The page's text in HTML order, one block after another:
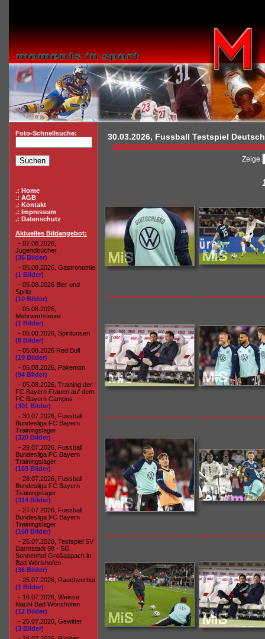
Foto-Schnellsuche:
.: Home
.: AGB
.: Kontakt
.: Impressum
.: Datenschutz
Aktuelles Bildangebot:
- 07.08.2026,
Jugendbücher
(36 Bilder)
- 05.08.2026, Gastronomie
(1 Bilder)
- 05.08.2026 Bier und
Spritz
(10 Bilder)
- 05.08.2026,
Mehrwertsteuer
(1 Bilder)
- 05.08.2026, Spirituosen
(8 Bilder)
- 05.08.2026 Red Bull
(19 Bilder)
- 05.08.2026, Pokemon
(94 Bilder)
- 05.08.2026, Training der
FC Bayern Frauen auf dem
FC Bayern Campus
(301 Bilder)
- 30.07.2026, Fussball
Bundesliga FC Bayern
Trainingslager
(320 Bilder)
- 29.07.2026, Fussball
Bundesliga FC Bayern
Trainingslager
(169 Bilder)
- 28.07.2026, Fussball
Bundesliga FC Bayern
Trainingslager
(314 Bilder)
- 27.07.2026, Fussball
Bundesliga FC Bayern
Trainingslager
(168 Bilder)
- 25.07.2026, Testspiel SV
Darmstadt 98 - SG
Sonnenhof Großaspach in
Bad Wörishofen
(36 Bilder)
- 25.07.2026, Rauchverbot
(1 Bilder)
- 16.07.2026, Weisse
Nacht Bad Wörishofen
(12 Bilder)
- 25.07.2026, Gewitter
(3 Bilder)
30.03.2026, Fussball Testspiel
Zeige